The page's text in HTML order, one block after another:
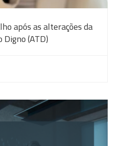
após as alterações da
(ATD)